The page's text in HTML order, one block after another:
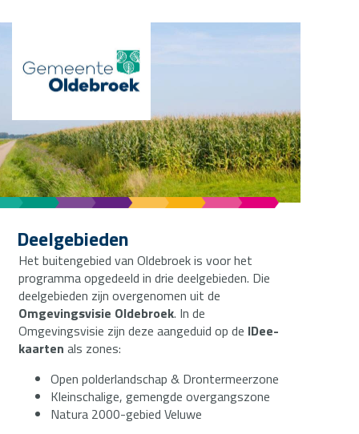
Deelgebieden
Het buitengebied van Oldebroek is voor het
programma opgedeeld in drie deelgebieden. Die
deelgebieden zijn overgenomen uit de
Omgevingsvisie Oldebroek. In de
Omgevingsvisie zijn deze aangeduid op de IDee-
kaarten als zones:
Open polderlandschap & Drontermeerzone
Kleinschalige, gemengde overgangszone
Natura 2000-gebied Veluwe